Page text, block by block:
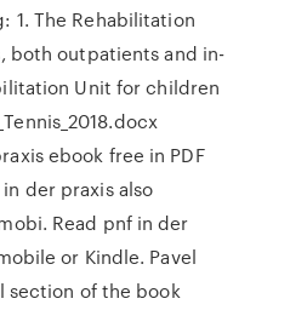
1. The Rehabilitation
both outpatients and in-
Unit for children
ebook free in PDF
der praxis also
Read pnf in der
or Kindle. Pavel
section of the book